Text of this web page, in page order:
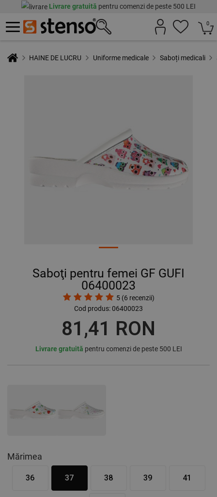
Livrare gratuită pentru comenzi de peste 500 LEI
0
HAINE DE LUCRU Uniforme medicale Saboți medicali
Saboţi pentru femei GF GUFI
06400023
5 (6 recenzii)
Cod produs:06400023
81,41 RON
Livrare gratuită pentru comenzi de peste 500 LEI
Mărimea
36 37 38 39 41